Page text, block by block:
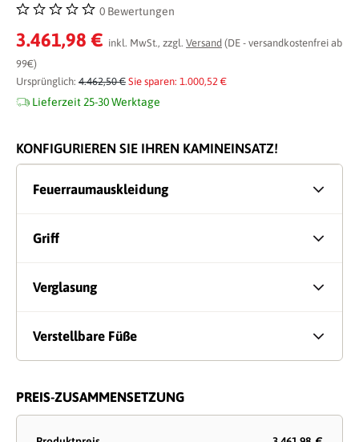
Durchschnittliche Bewertung von 0 von 5 Sternen
0 Bewertungen
3.461,98 € inkl. MwSt., zzgl. Versand (DE - versandkostenfrei ab
99€)
Ursprünglich: 4.462,50 € Sie sparen: 1.000,52 €
Lieferzeit 25-30 Werktage
KONFIGURIEREN SIE IHREN KAMINEINSATZ!
Feuerraumauskleidung
Griff
Verglasung
Verstellbare Füße
PREIS-ZUSAMMENSETZUNG